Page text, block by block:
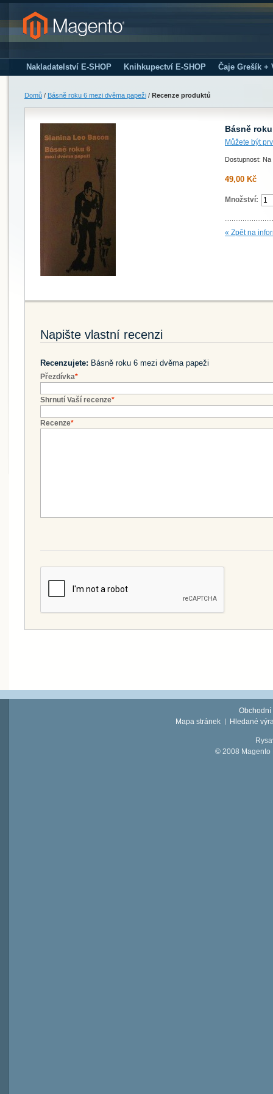
Nakladatelství E-SHOP Knihkupectví E-SHOP Čaje Grešík +
Domů / Básně roku 6 mezi dvěma papeži / Recenze produktů
Básně
Můžete být
Dostupnost: Na
49,00 Kč
Množství:
« Zpět na
Napište vlastní recenzi
Recenzujete: Básně roku 6 mezi dvěma papeži
Přezdívka*
Shrnutí Vaší recenze*
Recenze*
Obchodní
Mapa stránek
Hledané
© 2008 Magento